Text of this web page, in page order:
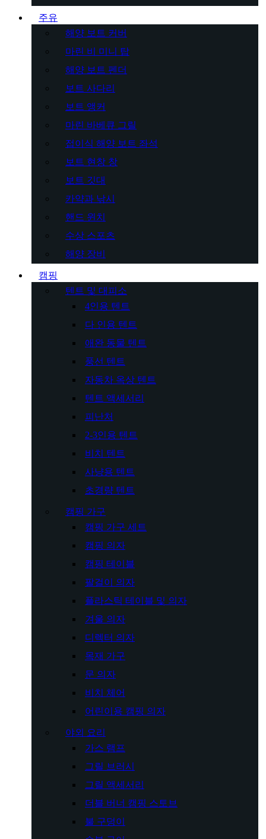
주유
해양 보트 커버
마린 비 미니 탑
해양 보트 펜더
보트 사다리
보트 앵커
마린 바베큐 그릴
접이식 해양 보트 좌석
보트 현창 창
보트 깃대
카약과 낚시
핸드 윈치
수상 스포츠
해양 장비
캠핑
텐트 및 대피소
4인용 텐트
다 인용 텐트
애완 동물 텐트
풍선 텐트
자동차 옥상 텐트
텐트 액세서리
피난처
2-3인용 텐트
비치 텐트
사냥용 텐트
초경량 텐트
캠핑 가구
캠핑 가구 세트
캠핑 의자
캠핑 테이블
팔걸이 의자
플라스틱 테이블 및 의자
겨울 의자
디렉터 의자
목재 가구
문 의자
비치 체어
어린이용 캠핑 의자
야외 요리
가스 램프
그릴 브러시
그릴 액세서리
더블 버너 캠핑 스토브
불 구덩이